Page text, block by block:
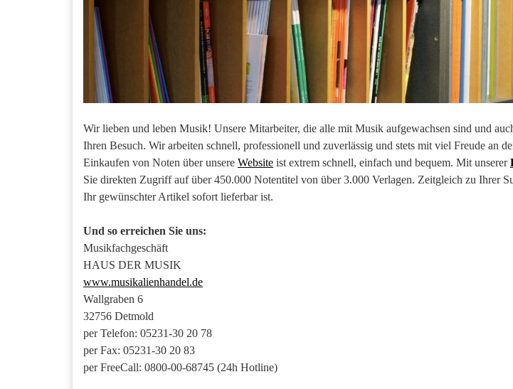
Wir lieben und leben Musik! Unsere Mitarbeiter, die alle mit Musik aufgewachsen sind und
Ihren Besuch. Wir arbeiten schnell, professionell und zuverlässig und stets mit viel Freude an
Einkaufen von Noten über unsere Website ist extrem schnell, einfach und bequem. Mit unserer
Sie direkten Zugriff auf über 450.000 Notentitel von über 3.000 Verlagen. Zeitgleich zu Ihrer
Ihr gewünschter Artikel sofort lieferbar ist.
Und so erreichen Sie uns:
Musikfachgeschäft
HAUS DER MUSIK
www.musikalienhandel.de
Wallgraben 6
32756 Detmold
per Telefon: 05231-30 20 78
per Fax: 05231-30 20 83
per FreeCall: 0800-00-68745 (24h Hotline)